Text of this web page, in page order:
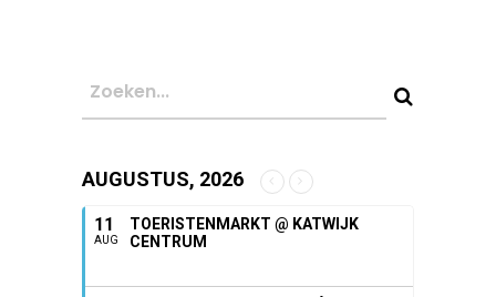
AUGUSTUS, 2026
11
AUG
TOERISTENMARKT @ KATWIJK
CENTRUM